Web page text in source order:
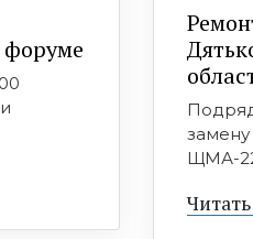
форуме
ЩМА-